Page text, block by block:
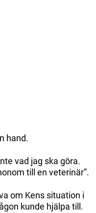
hand.
vad jag ska göra.
till en veterinär”.
om Kens situation i
kunde hjälpa till.